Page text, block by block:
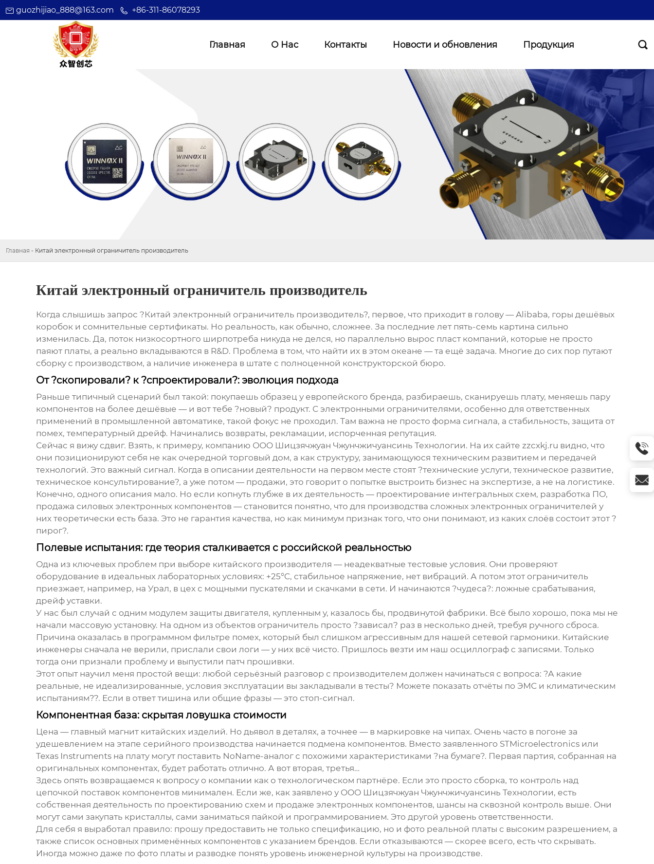
guozhijiao_888@163.com +86-311-86078293
Главная О Нас Контакты Новости и обновления Продукция 
Главная - Китай электронный ограничитель производитель
Китай электронный ограничитель производитель
Когда слышишь запрос ?Китай электронный ограничитель производитель?, первое, что приходит в голову — Alibaba, горы дешёвых
коробок и сомнительные сертификаты. Но реальность, как обычно, сложнее. За последние лет пять-семь картина сильно
изменилась. Да, поток низкосортного ширпотреба никуда не делся, но параллельно вырос пласт компаний, которые не просто
паяют платы, а реально вкладываются в R&D. Проблема в том, что найти их в этом океане — та ещё задача. Многие до сих пор путают
сборку с производством, а наличие инженера в штате с полноценной конструкторской бюро.
От ?скопировали? к ?спроектировали?: эволюция подхода
Раньше типичный сценарий был такой: покупаешь образец у европейского бренда, разбираешь, сканируешь плату, меняешь пару
компонентов на более дешёвые — и вот тебе ?новый? продукт. С электронными ограничителями, особенно для ответственных
применений в промышленной автоматике, такой фокус не проходил. Там важна не просто форма сигнала, а стабильность, защита от
помех, температурный дрейф. Начинались возвраты, рекламации, испорченная репутация.
Сейчас я вижу сдвиг. Взять, к примеру, компанию ООО Шицзячжуан Чжунчжичуансинь Технологии. На их сайте zzcxkj.ru видно, что
они позиционируют себя не как очередной торговый дом, а как структуру, занимающуюся техническим развитием и передачей
технологий. Это важный сигнал. Когда в описании деятельности на первом месте стоят ?технические услуги, техническое развитие,
техническое консультирование?, а уже потом — продажи, это говорит о попытке выстроить бизнес на экспертизе, а не на логистике.
Конечно, одного описания мало. Но если копнуть глубже в их деятельность — проектирование интегральных схем, разработка ПО,
продажа силовых электронных компонентов — становится понятно, что для производства сложных электронных ограничителей у
них теоретически есть база. Это не гарантия качества, но как минимум признак того, что они понимают, из каких слоёв состоит этот ?
пирог?.
Полевые испытания: где теория сталкивается с российской реальностью
Одна из ключевых проблем при выборе китайского производителя — неадекватные тестовые условия. Они проверяют
оборудование в идеальных лабораторных условиях: +25°C, стабильное напряжение, нет вибраций. А потом этот ограничитель
приезжает, например, на Урал, в цех с мощными пускателями и скачками в сети. И начинаются ?чудеса?: ложные срабатывания,
дрейф уставки.
У нас был случай с одним модулем защиты двигателя, купленным у, казалось бы, продвинутой фабрики. Всё было хорошо, пока мы не
начали массовую установку. На одном из объектов ограничитель просто ?зависал? раз в несколько дней, требуя ручного сброса.
Причина оказалась в программном фильтре помех, который был слишком агрессивным для нашей сетевой гармоники. Китайские
инженеры сначала не верили, прислали свои логи — у них всё чисто. Пришлось везти им наш осциллограф с записями. Только
тогда они признали проблему и выпустили патч прошивки.
Этот опыт научил меня простой вещи: любой серьёзный разговор с производителем должен начинаться с вопроса: ?А какие
реальные, не идеализированные, условия эксплуатации вы закладывали в тесты? Можете показать отчёты по ЭМС и климатическим
испытаниям??. Если в ответ тишина или общие фразы — это стоп-сигнал.
Компонентная база: скрытая ловушка стоимости
Цена — главный магнит китайских изделий. Но дьявол в деталях, а точнее — в маркировке на чипах. Очень часто в погоне за
удешевлением на этапе серийного производства начинается подмена компонентов. Вместо заявленного STMicroelectronics или
Texas Instruments на плату могут поставить NoName-аналог с похожими характеристиками ?на бумаге?. Первая партия, собранная на
оригинальных компонентах, будет работать отлично. А вот вторая, третья…
Здесь опять возвращаемся к вопросу о компании как о технологическом партнёре. Если это просто сборка, то контроль над
цепочкой поставок компонентов минимален. Если же, как заявлено у ООО Шицзячжуан Чжунчжичуансинь Технологии, есть
собственная деятельность по проектированию схем и продаже электронных компонентов, шансы на сквозной контроль выше. Они
могут сами закупать кристаллы, сами заниматься пайкой и программированием. Это другой уровень ответственности.
Для себя я выработал правило: прошу предоставить не только спецификацию, но и фото реальной платы с высоким разрешением, а
также список основных применённых компонентов с указанием брендов. Если отказываются — скорее всего, есть что скрывать.
Иногда можно даже по фото платы и разводке понять уровень инженерной культуры на производстве.